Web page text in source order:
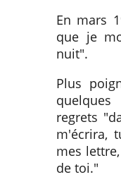
En mars
que je
nuit".
Plus
regrets
m'écrira,
mes
de toi."